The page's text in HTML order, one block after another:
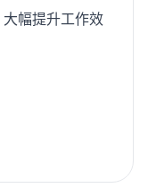
幅提升工作效